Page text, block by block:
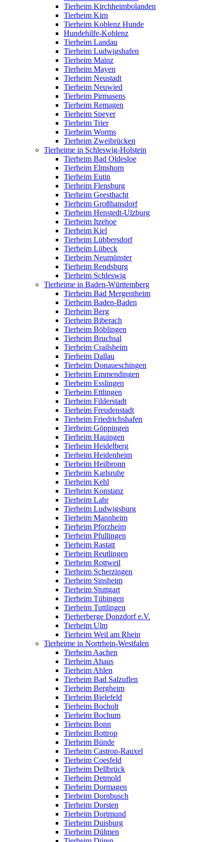
Tierheim Kirchheimbolanden
Tierheim Kirn
Tierheim Koblenz Hunde
Hundehilfe-Koblenz
Tierheim Landau
Tierheim Ludwigshafen
Tierheim Mainz
Tierheim Mayen
Tierheim Neustadt
Tierheim Neuwied
Tierheim Pirmasens
Tierheim Remagen
Tierheim Speyer
Tierheim Trier
Tierheim Worms
Tierheim Zweibrücken
Tierheime in Schleswig-Holstein
Tierheim Bad Oldesloe
Tierheim Elmshorn
Tierheim Eutin
Tierheim Flensburg
Tierheim Geesthacht
Tierheim Großhansdorf
Tierheim Henstedt-Ulzburg
Tierheim Itzehoe
Tierheim Kiel
Tierheim Lübbersdorf
Tierheim Lübeck
Tierheim Neumünster
Tierheim Rendsburg
Tierheim Schleswig
Tierheime in Baden-Württemberg
Tierheim Bad Mergentheim
Tierheim Baden-Baden
Tierheim Berg
Tierheim Biberach
Tierheim Böblingen
Tierheim Bruchsal
Tierheim Crailsheim
Tierheim Dallau
Tierheim Donaueschingen
Tierheim Emmendingen
Tierheim Esslingen
Tierheim Ettlingen
Tierheim Filderstadt
Tierheim Freudenstadt
Tierheim Friedrichshafen
Tierheim Göppingen
Tierheim Hauingen
Tierheim Heidelberg
Tierheim Heidenheim
Tierheim Heilbronn
Tierheim Karlsruhe
Tierheim Kehl
Tierheim Konstanz
Tierheim Lahr
Tierheim Ludwigsburg
Tierheim Mannheim
Tierheim Pforzheim
Tierheim Pfullingen
Tierheim Rastatt
Tierheim Reutlingen
Tierheim Rottweil
Tierheim Scherzingen
Tierheim Sinsheim
Tierheim Stuttgart
Tierheim Tübingen
Tierheim Tuttlingen
Tierherberge Donzdorf e.V.
Tierheim Ulm
Tierheim Weil am Rhein
Tierheime in Nortrhein-Westfalen
Tierheim Aachen
Tierheim Ahaus
Tierheim Ahlen
Tierheim Bad Salzuflen
Tierheim Bergheim
Tierheim Bielefeld
Tierheim Bocholt
Tierheim Bochum
Tierheim Bonn
Tierheim Bottrop
Tierheim Bünde
Tierheim Castrop-Rauxel
Tierheim Coesfeld
Tierheim Dellbrück
Tierheim Detmold
Tierheim Dormagen
Tierheim Dornbusch
Tierheim Dorsten
Tierheim Dortmund
Tierheim Duisburg
Tierheim Dülmen